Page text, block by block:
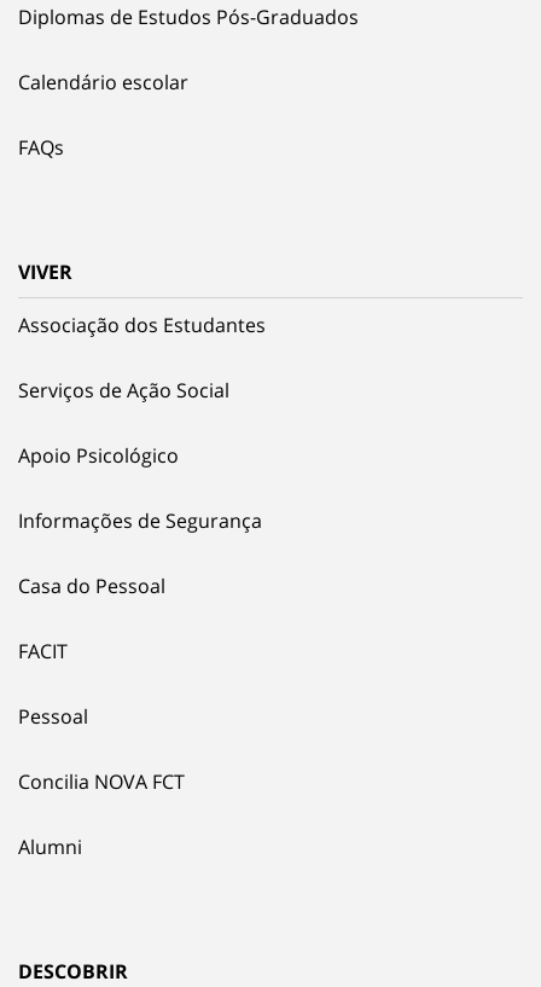
Diplomas de Estudos Pós-Graduados
Calendário escolar
FAQs
VIVER
Associação dos Estudantes
Serviços de Ação Social
Apoio Psicológico
Informações de Segurança
Casa do Pessoal
FACIT
Pessoal
Concilia NOVA FCT
Alumni
DESCOBRIR